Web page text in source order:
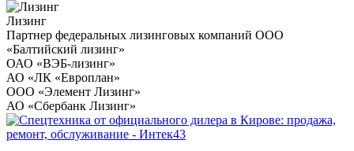
Лизинг
Партнер федеральных лизинговых компаний ООО
«Балтийский лизинг»
ОАО «ВЭБ-лизинг»
АО «ЛК «Европлан»
ООО «Элемент Лизинг»
АО «Сбербанк Лизинг»